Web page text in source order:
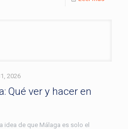
2026
Qué ver y hacer en
idea de que Málaga es solo el